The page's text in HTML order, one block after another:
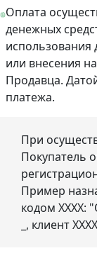
Оплата
денежных
использования
или внесения
Продавца.
платежа.
При
Покупатель
Пример
кодом ХХХХ:
_, клиент ХХХХ